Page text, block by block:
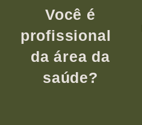
Você é
profissional
da área da
saúde?